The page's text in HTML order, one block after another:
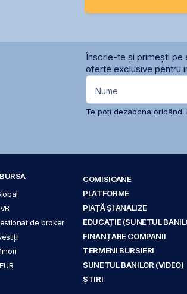
Înscrie-te și primești pe
oferte exclusive pentru
Nume
Te poți dezabona oricând.
de broker
COMISIOANE
PLATFORME
PIAȚĂ ȘI ANALIZE
EDUCAȚIE (SUNETUL
FINANȚARE COMPANII
TERMENI BURSIERI
SUNETUL BANILOR (VIDEO)
ȘTIRI